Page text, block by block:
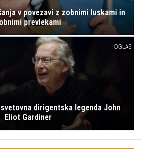
v povezavi z zobnimi luskami in
prevlekami
OGLAS
dirigentska legenda John
Eliot Gardiner